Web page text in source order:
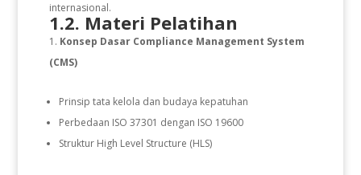
internasional.
1.2. Materi Pelatihan
Konsep Dasar Compliance Management System
(CMS)
Prinsip tata kelola dan budaya kepatuhan
Perbedaan ISO 37301 dengan ISO 19600
Struktur High Level Structure (HLS)